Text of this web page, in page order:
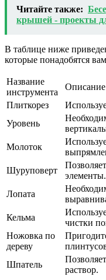
Читайте также:
крышей - проекты
В таблице ниже
которые понадобятся
Название
инструмента
Описание
Плиткорез
Уровень
Молоток
Шуруповерт
элементы.
Лопата
Кельма
чистки
Ножовка по
дереву
Шпатель
раствор.